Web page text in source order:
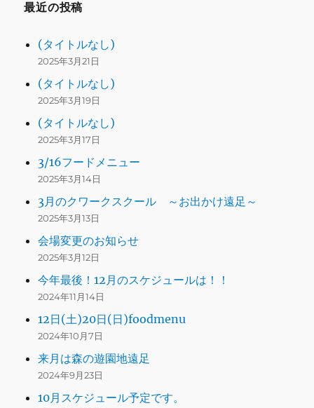
最近の投稿
(タイトルなし)
2025年3月21日
(タイトルなし)
2025年3月19日
(タイトルなし)
2025年3月17日
3/16フードメニュー
2025年3月14日
3月のクワークスクール ～お出かけ遠足～
2025年3月13日
会場変更のお知らせ
2025年3月12日
今年最後！12月のスケジュールは！！
2024年11月14日
12日(土)20日(日)foodmenu
2024年10月7日
来月は森の遊園地遠足
2024年9月23日
10月スケジュール予定です。